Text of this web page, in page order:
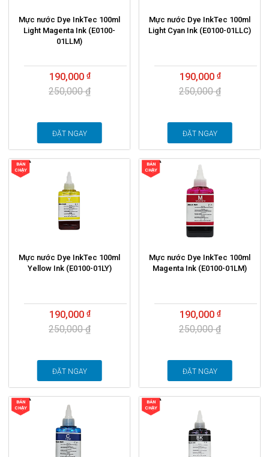
Mực nước Dye InkTec 100ml
Light Magenta Ink (E0100-
01LLM)
190,000
250,000 ₫
ĐẶT NGAY
Mực nước Dye InkTec 100ml
Light Cyan Ink (E0100-01LLC)
190,000
250,000 ₫
ĐẶT NGAY
BÁN
CHẠY
Mực nước Dye InkTec 100ml
Yellow Ink (E0100-01LY)
190,000
250,000 ₫
ĐẶT NGAY
BÁN
CHẠY
Mực nước Dye InkTec 100ml
Magenta Ink (E0100-01LM)
190,000
250,000 ₫
ĐẶT NGAY
BÁN
CHẠY
BÁN
CHẠY